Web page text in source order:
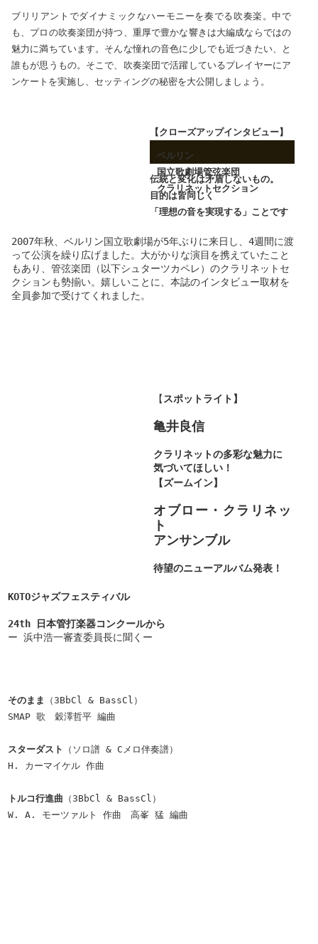
ブリリアントでダイナミックなハーモニーを奏でる吹奏楽。中で
も、プロの吹奏楽団が持つ、重厚で豊かな響きは大編成ならではの
魅力に満ちています。そんな憧れの音色に少しでも近づきたい、と
誰もが思うもの。そこで、吹奏楽団で活躍しているプレイヤーにア
ンケートを実施し、セッティングの秘密を大公開しましょう。
【クローズアップインタビュー】
ベルリン
国立歌劇場管弦楽団
クラリネットセクション
伝統と変化は矛盾しないもの。
目的は皆同じく
「理想の音を実現する」ことです
2007年秋、ベルリン国立歌劇場が5年ぶりに来日し、4週間に渡
って公演を繰り広げました。大がかりな演目を携えていたこと
もあり、管弦楽団（以下シュターツカペレ）のクラリネットセ
クションも勢揃い。嬉しいことに、本誌のインタビュー取材を
全員参加で受けてくれました。
【 スポットライト】
亀井良信
クラリネットの多彩な魅力に
気づいてほしい！
【ズームイン】
オブロー・クラリネッ
ト
アンサンブル
待望のニューアルバム発表！
KOTOジャズフェスティバル
24th 日本管打楽器コンクールから
ー 浜中浩一審査委員長に聞くー
そのまま
（3BbCl & BassCl）
SMAP 歌 穀澤哲平 編曲
スターダスト
（ソロ譜 & Cメロ伴奏譜）
H. カーマイケル 作曲
トルコ行進曲 （3BbCl & BassCl）
W. A. モーツァルト 作曲 高峯 猛 編曲